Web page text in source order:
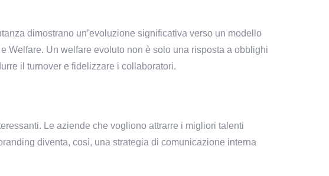
dimostrano un’evoluzione significativa verso un modello
Welfare. Un welfare evoluto non è solo una risposta a obblighi
il turnover e fidelizzare i collaboratori.
Le aziende che vogliono attrarre i migliori talenti
diventa, così, una strategia di comunicazione interna